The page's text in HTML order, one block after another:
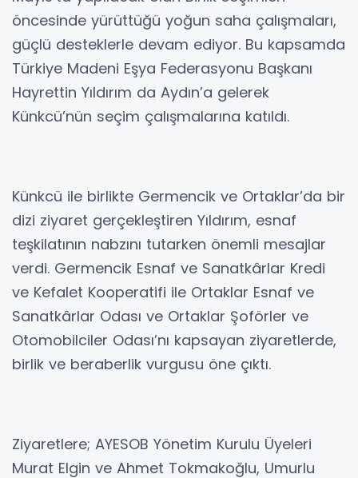
öncesinde yürüttüğü yoğun saha çalışmaları,
güçlü desteklerle devam ediyor. Bu kapsamda
Türkiye Madeni Eşya Federasyonu Başkanı
Hayrettin Yıldırım da Aydın’a gelerek
Künkcü’nün seçim çalışmalarına katıldı.
Künkcü ile birlikte Germencik ve Ortaklar’da bir
dizi ziyaret gerçekleştiren Yıldırım, esnaf
teşkilatının nabzını tutarken önemli mesajlar
verdi. Germencik Esnaf ve Sanatkârlar Kredi
ve Kefalet Kooperatifi ile Ortaklar Esnaf ve
Sanatkârlar Odası ve Ortaklar Şoförler ve
Otomobilciler Odası’nı kapsayan ziyaretlerde,
birlik ve beraberlik vurgusu öne çıktı.
Ziyaretlere; AYESOB Yönetim Kurulu Üyeleri
Murat Elgin ve Ahmet Tokmakoğlu, Umurlu